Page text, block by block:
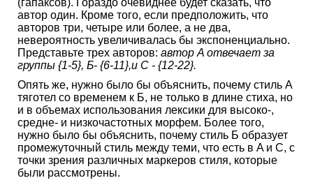
автор один. Кроме того, если предположить, что
авторов три, четыре или более, а не два,
невероятность увеличивалась бы экспоненциально.
Представьте трех авторов: автор A отвечает за
группы {1-5}, Б- {6-11},и C - {12-22}.
Опять же, нужно было бы объяснить, почему стиль А
тяготел со временем к Б, не только в длине стиха, но
и в объемах использования лексики для высоко-,
средне- и низкочастотных морфем. Более того,
нужно было бы объяснить, почему стиль Б образует
промежуточный стиль между теми, что есть в A и C, с
точки зрения различных маркеров стиля, которые
были рассмотрены.